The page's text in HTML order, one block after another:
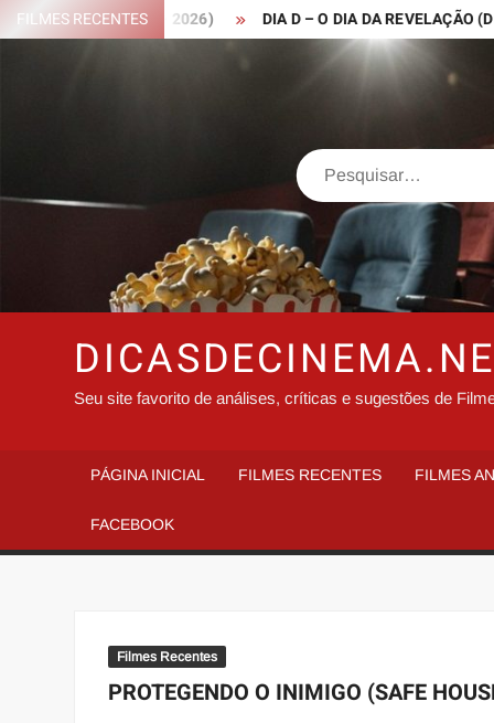
Skip
to
FILMES RECENTES
HOOD – 2026) DIA D – O DIA DA REVELAÇÃO
Search
Seu site favorito de análises, críticas e sugestões de
PÁGINA INICIAL FILMES RECENTES FILMES
FACEBOOK
Filmes Recentes
PROTEGENDO O INIMIGO (SAFE